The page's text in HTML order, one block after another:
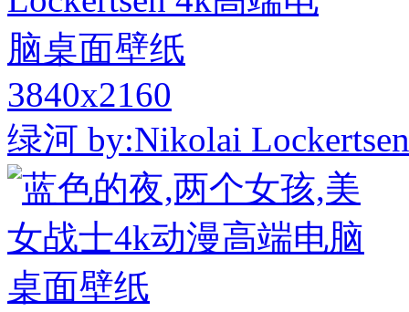
3840x2160
绿河 by:Nikolai